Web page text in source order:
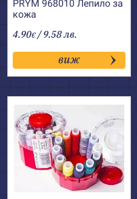
PRYM 968010 Лепило за
кожа
4.90€ / 9.58 лв.
виж